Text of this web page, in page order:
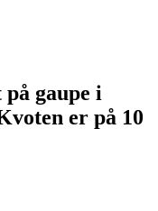
gaupe i
er på 10